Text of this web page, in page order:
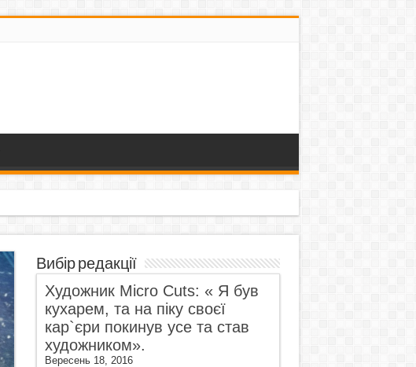
Вибір редакції
Художник Micro Cuts: « Я був
кухарем, та на піку своєї
кар`єри покинув усе та став
художником».
Вересень 18, 2016